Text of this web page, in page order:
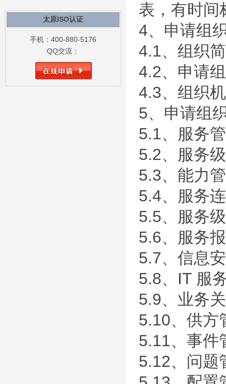
太原ISO认证
手机：400-880-5176
QQ交流：
表，有时间
4、申请组
4.1、组织
4.2、申请
4.3、组织
5、申请组
5.1、服务
5.2、服务
5.3、能力
5.4、服务
5.5、服务
5.6、服务
5.7、信息
5.8、IT 服
5.9、业务
5.10、供方
5.11、事件
5.12、问题